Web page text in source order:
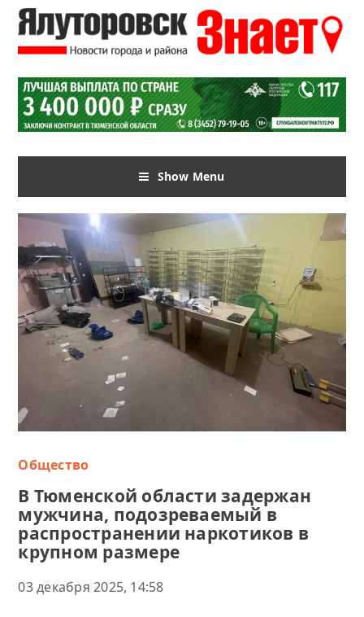
Show Menu
Общество
В Тюменской области задержан
мужчина, подозреваемый в
распространении наркотиков в
крупном размере
03 декабря 2025, 14:58